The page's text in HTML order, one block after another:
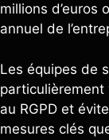
millions d’euros
annuel de
Les équipes de
particulièrement
au RGPD et
mesures clés